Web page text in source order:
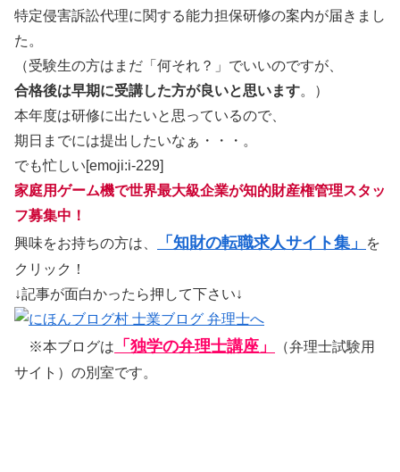
特定侵害訴訟代理に関する能力担保研修の案内が届きまし
た。
（受験生の方はまだ「何それ？」でいいのですが、
合格後は早期に受講した方が良いと思います。）
本年度は研修に出たいと思っているので、
期日までには提出したいなぁ・・・。
でも忙しい[emoji:i-229]
家庭用ゲーム機で世界最大級企業が知的財産権管理スタッ
フ募集中！
興味をお持ちの方は、
「知財の転職求人サイト集」
を
クリック！
↓記事が面白かったら押して下さい↓
※本ブログは 「独学の弁理士講座」
（弁理士試験用
サイト）の別室です。